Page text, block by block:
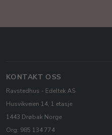
KONTAKT OSS
Ravstedhus - Edeltek AS
Husvikveien 14, 1 etasje
1443 Drøbak Norge
Org: 985 134 774